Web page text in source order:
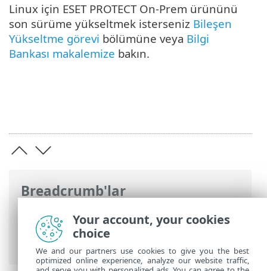
Breadcrumb'lar
ESET Online Yardım>ESET PROTECT On-
Prem>Yükle> Linux'te bileşen
yüklemesi
Linux için ESET PROTECT On-Prem ürününü
son sürüme yükseltmek isterseniz Bileşen
Yükseltme görevi bölümüne veya Bilgi
Bankası makalemize bakın.
Your account, your cookies
choice
We and our partners use cookies to give you the best
optimized online experience, analyze our website traffic,